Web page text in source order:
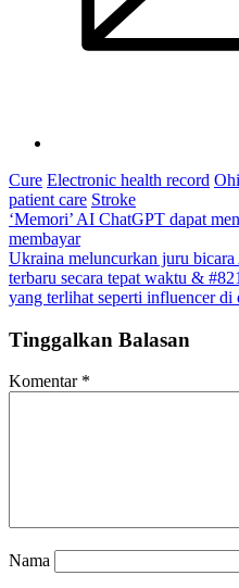
Cure Electronic health record
patient care Stroke
Navigasi
pos
‘Memori’ AI ChatGPT dapat
membayar
Ukraina meluncurkan juru
terbaru secara tepat waktu &
yang terlihat seperti influencer di
Tinggalkan Balasan
Komentar *
Nama